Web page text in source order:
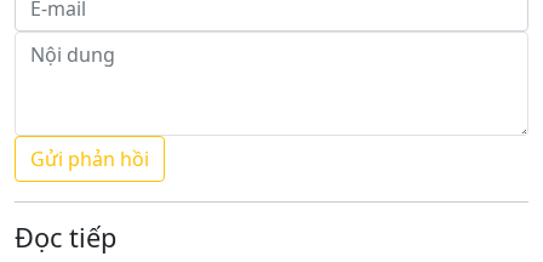
Đọc tiếp